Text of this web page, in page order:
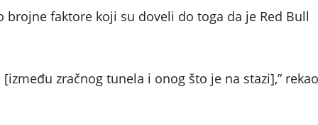
brojne faktore koji su doveli do toga da je Red Bull
zračnog tunela i onog što je na stazi],”